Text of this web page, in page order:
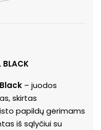
BLACK
– juodos
skirtas
papildų gėrimams
iš sąlyčiui su